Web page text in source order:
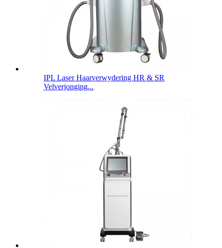
IPL Laser Haarverwydering HR & SR
Velverjonging...